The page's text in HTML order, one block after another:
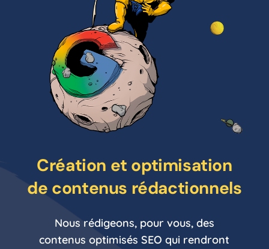
Création et optimisation
de contenus rédactionnels
Nous rédigeons, pour vous, des
contenus optimisés SEO qui rendront